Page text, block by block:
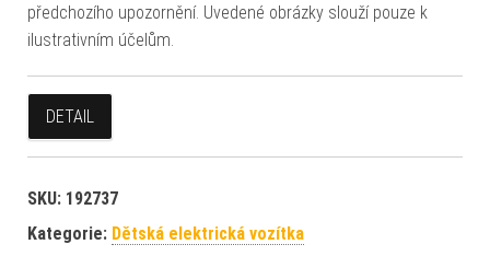
předchozího upozornění. Uvedené obrázky slouží pouze k
ilustrativním účelům.
DETAIL
SKU: 192737
Kategorie: Dětská elektrická vozítka